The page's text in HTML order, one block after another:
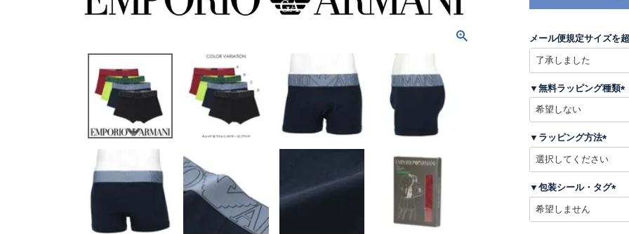
メール便規定サイズを
▼無料ラッピング種類
)
▼ラッピング方法
須
)
▼包装シール・タグ